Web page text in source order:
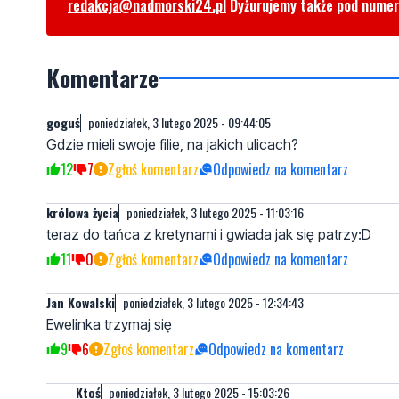
redakcja@nadmorski24.pl Dyżurujemy także pod
Komentarze
goguś poniedziałek, 3 lutego 2025 - 09:44:05
Gdzie mieli swoje filie, na jakich ulicach?
12 7 Zgłoś komentarz Odpowiedz na komentarz
królowa życia poniedziałek, 3 lutego 2025 - 11:03:16
teraz do tańca z kretynami i gwiada jak się patrzy:D
11 0 Zgłoś komentarz Odpowiedz na komentarz
Jan Kowalski poniedziałek, 3 lutego 2025 - 12:34:43
Ewelinka trzymaj się
9 6 Zgłoś komentarz Odpowiedz na komentarz
Ktoś poniedziałek, 3 lutego 2025 - 15:03:26